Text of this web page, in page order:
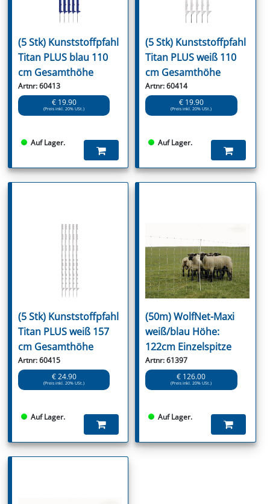
(5 Stk) Kunststoffpfahl
Titan PLUS blau 110
cm Gesamthöhe
Artnr: 60413
€ 19.90
(Preis inkl. 20% USt.)
Auf Lager.
(5 Stk) Kunststoffpfahl
Titan PLUS weiß 110
cm Gesamthöhe
Artnr: 60414
€ 19.90
(Preis inkl. 20% USt.)
Auf Lager.
(5 Stk) Kunststoffpfahl
Titan PLUS weiß 157
cm Gesamthöhe
Artnr: 60415
€ 24.90
(Preis inkl. 20% USt.)
Auf Lager.
(50m) WolfNet-Maxi
weiß/blau Höhe:
122cm Einzelspitze
Artnr: 61397
€ 126.00
(Preis inkl. 20% USt.)
Auf Lager.